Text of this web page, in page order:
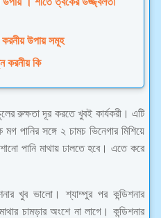
উপায় সমূহ
করনীয় কি
রুক্ষতা দূর করতে খুবই কার্যকরী। এটি
পানির সঙ্গে ২ চামচ ভিনেগার মিশিয়ে
পানি মাথায় ঢালতে হবে। এতে করে
খুব ভালো। শ্যাম্পুর পর কন্ডিশনার
চামড়ার অংশে না লাগে। কন্ডিশনার